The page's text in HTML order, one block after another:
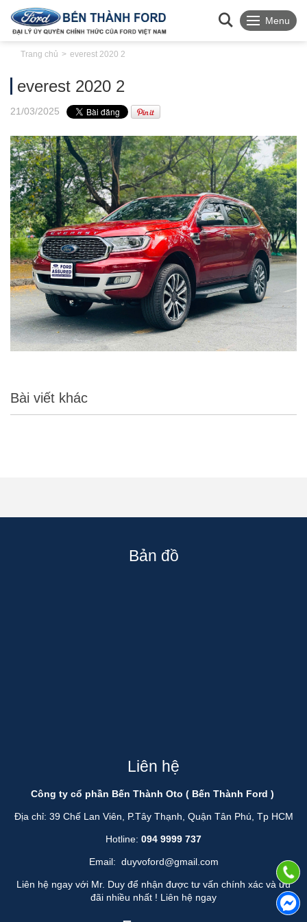
Menu
Trang chủ everest 2020 2
everest 2020 2
21/03/2025
Bài viết khác
Bản đồ
Liên hệ
Công ty cổ phần Bến Thành Oto ( Bến Thành Ford )
Địa chỉ: 39 Chế Lan Viên, P.Tây Thạnh, Quận Tân Phú, Tp HCM
Hotline: 094 9999 737
Email: duyvoford@gmail.com
Liên hệ ngay với Mr. Duy để nhận được tư vấn chính xác và ưu
đãi nhiều nhất ! Liên hệ ngay